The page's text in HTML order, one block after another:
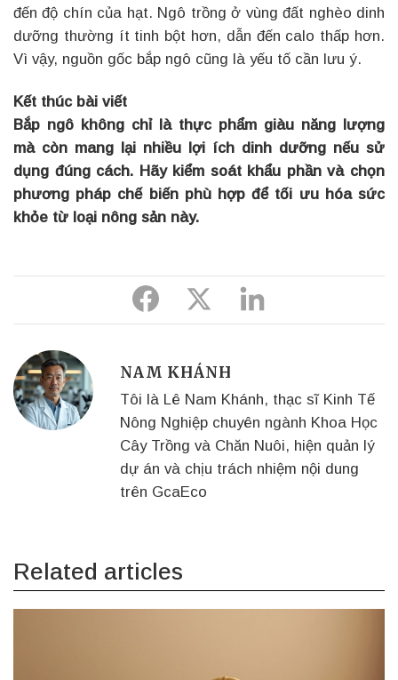
đến độ chín của hạt. Ngô trồng ở vùng đất nghèo dinh
dưỡng thường ít tinh bột hơn, dẫn đến calo thấp hơn.
Vì vậy, nguồn gốc bắp ngô cũng là yếu tố cần lưu ý.
Kết thúc bài viết
Bắp ngô không chỉ là thực phẩm giàu năng lượng
mà còn mang lại nhiều lợi ích dinh dưỡng nếu sử
dụng đúng cách. Hãy kiểm soát khẩu phần và chọn
phương pháp chế biến phù hợp để tối ưu hóa sức
khỏe từ loại nông sản này.
Share
Share
Share
NAM KHÁNH
Tôi là Lê Nam Khánh, thạc sĩ Kinh Tế
Nông Nghiệp chuyên ngành Khoa Học
Cây Trồng và Chăn Nuôi, hiện quản lý
dự án và chịu trách nhiệm nội dung
trên GcaEco
Related articles